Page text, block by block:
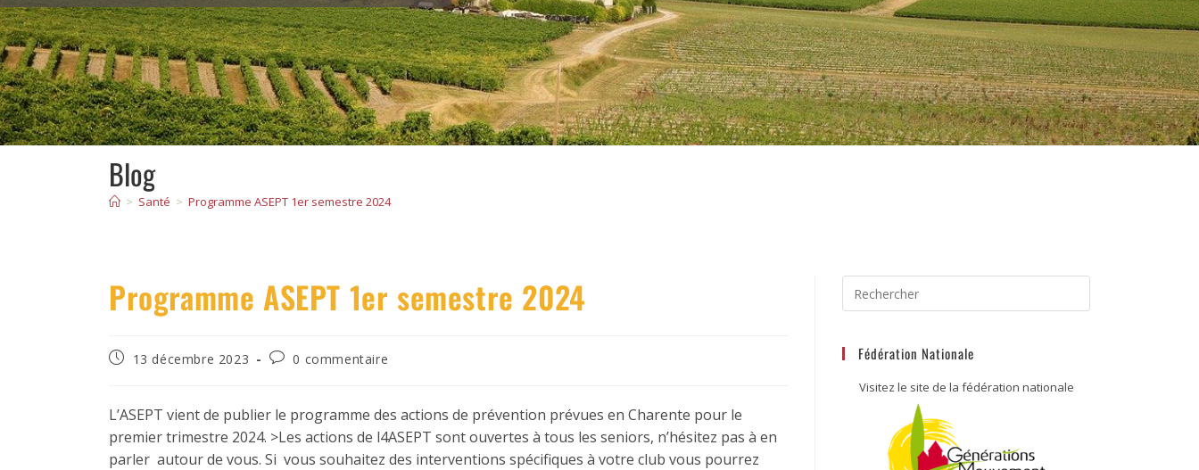
Blog
> Santé > Programme ASEPT 1er semestre 2024
Programme ASEPT 1er semestre 2024
13 décembre 2023 0 commentaire
L’ASEPT vient de publier le programme des actions de prévention prévues en Charente pour le
premier trimestre 2024. >Les actions de l4ASEPT sont ouvertes à tous les seniors, n’hésitez pas à en
parler autour de vous. Si vous souhaitez des interventions spécifiques à votre club vous pourrez
Fédération Nationale
Visitez le site de la fédération nationale